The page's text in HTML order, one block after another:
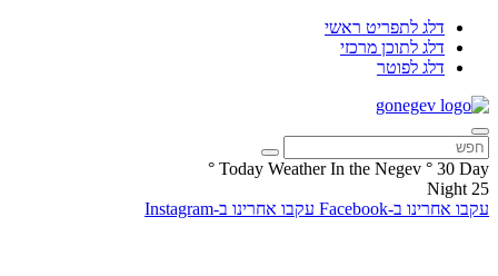
דלג לתפריט ראשי
דלג לתוכן מרכזי
דלג לפוטר
Today Weather In the Negev ° 30 Day
°
25
Night
עקבו אחרינו ב-Facebook
עקבו אחרינו ב-Instagram